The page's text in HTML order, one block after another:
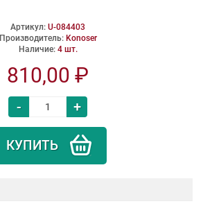
Артикул: U-084403
Производитель: Konoser
Наличие: 4 шт.
810,00 ₽
- +
КУПИТЬ